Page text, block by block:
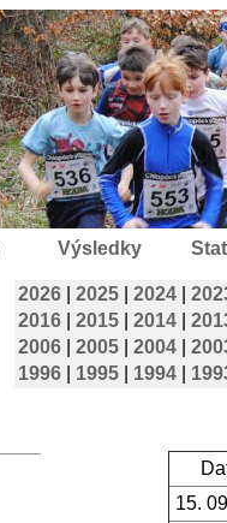
Výsledky
2026 2025 2024
2016
2015 2014
2006
2005 2004
1996
1995 1994
15.